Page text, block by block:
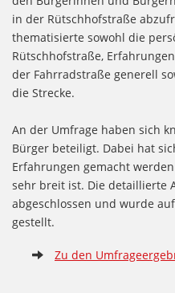
in der Rütschhofstraße
thematisierte sowohl die
Rütschhofstraße,
der Fahrradstraße generell
die Strecke.
An der Umfrage haben sich
Bürger beteiligt. Dabei hat
Erfahrungen gemacht
sehr breit ist. Die detaillierte
abgeschlossen und wurde
gestellt.
Zu den